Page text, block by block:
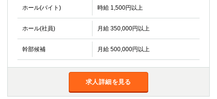
ホール(バイト) 時給 1,500円以上
ホール(社員) 月給 350,000円以上
幹部候補 月給 500,000円以上
求人詳細を見る